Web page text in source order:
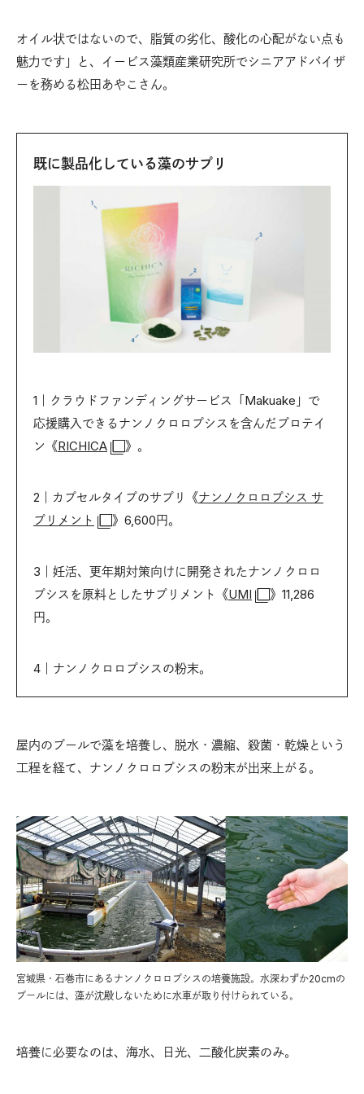
オイル状ではないので、脂質の劣化、酸化の心配がない点も
魅力です」と、イービス藻類産業研究所でシニアアドバイザ
ーを務める松田あやこさん。
既に製品化している藻のサプリ
1｜クラウドファンディングサービス「Makuake」で
応援購入できるナンノクロロプシスを含んだプロテイ
ン《RICHICA 》。
2｜カプセルタイプのサプリ《ナンノクロロプシス サ
プリメント
》6,600円。
3｜妊活、更年期対策向けに開発されたナンノクロロ
プシスを原料としたサプリメント《UMI
》11,286
円。
4｜ナンノクロロプシスの粉末。
屋内のプールで藻を培養し、脱水・濃縮、殺菌・乾燥という
工程を経て、ナンノクロロプシスの粉末が出来上がる。
宮城県・石巻市にあるナンノクロロプシスの培養施設。水深わずか20cmの
プールには、藻が沈殿しないために水車が取り付けられている。
培養に必要なのは、海水、日光、二酸化炭素のみ。